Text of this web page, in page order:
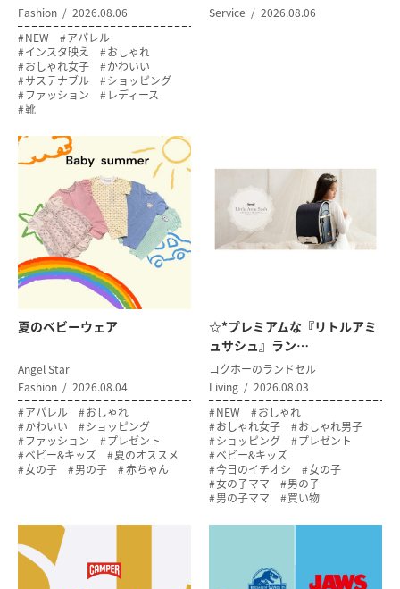
Fashion
2026.08.06
NEW
アパレル
インスタ映え
おしゃれ
おしゃれ女子
かわいい
サステナブル
ショッピング
ファッション
レディース
靴
Service
2026.08.06
夏のベビーウェア
Angel Star
Fashion
2026.08.04
アパレル
おしゃれ
かわいい
ショッピング
ファッション
プレゼント
ベビー&キッズ
夏のオススメ
女の子
男の子 赤ちゃん
☆*プレミアムな『リトルアミ
ュサシュ』ラン…
コクホーのランドセル
Living
2026.08.03
NEW
おしゃれ
おしゃれ女子
おしゃれ男子
ショッピング
プレゼント
ベビー&キッズ
今日のイチオシ
女の子
女の子ママ
男の子
男の子ママ
買い物